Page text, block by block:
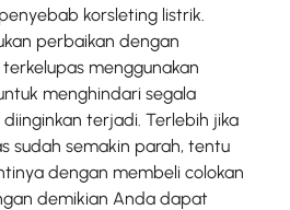
korsleting listrik.
perbaikan dengan
menggunakan
menghindari segala
terjadi. Terlebih jika
sudah semakin parah, tentu
dengan membeli colokan
demikian Anda dapat